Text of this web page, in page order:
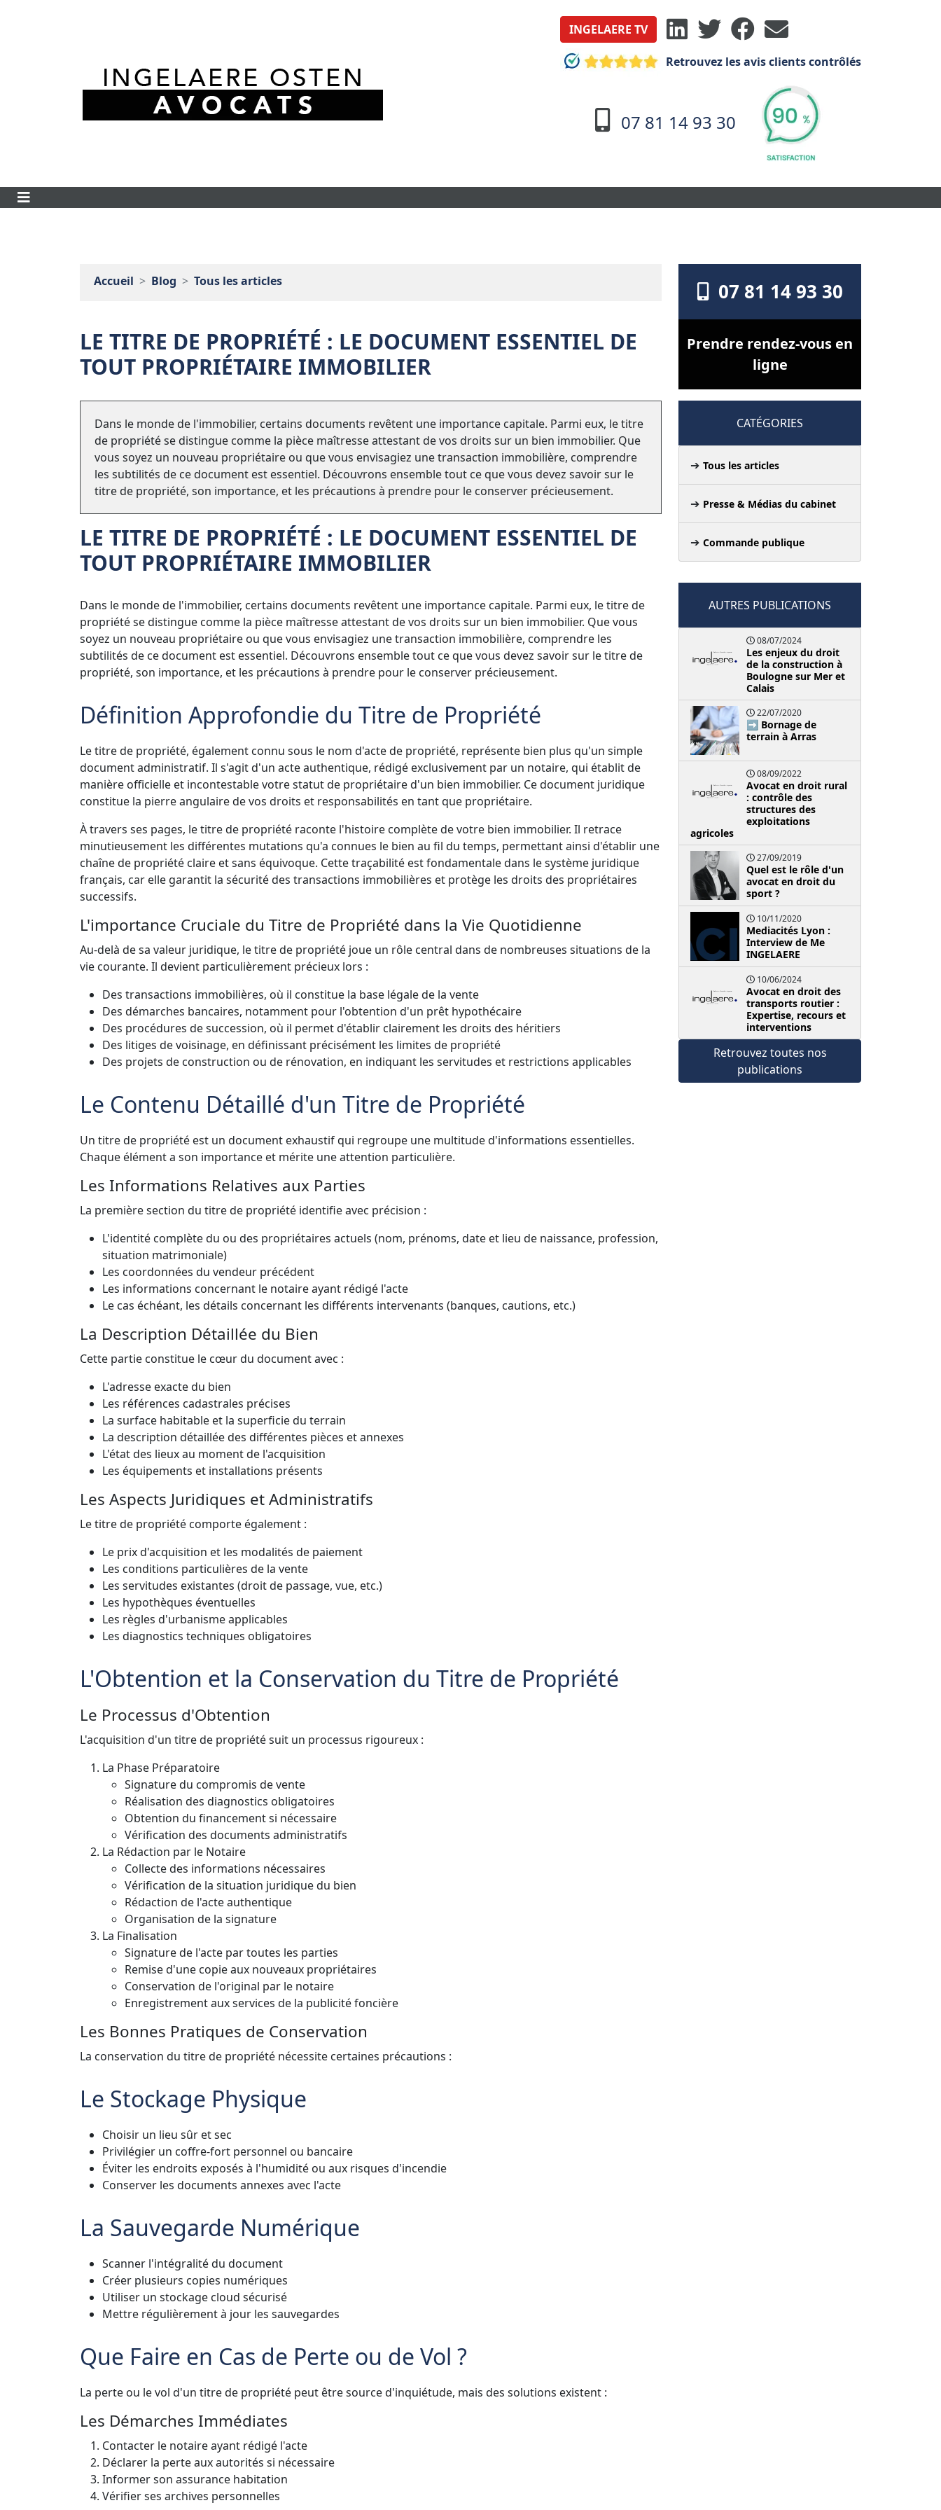
INGELAERE TV
Retrouvez les avis clients contrôlés
07 81 14 93 30
Accueil Blog Tous les articles
LE TITRE DE PROPRIÉTÉ : LE DOCUMENT ESSENTIEL DE
TOUT PROPRIÉTAIRE IMMOBILIER
Dans le monde de l'immobilier, certains documents revêtent une importance capitale. Parmi eux, le titre
de propriété se distingue comme la pièce maîtresse attestant de vos droits sur un bien immobilier. Que
vous soyez un nouveau propriétaire ou que vous envisagiez une transaction immobilière, comprendre
les subtilités de ce document est essentiel. Découvrons ensemble tout ce que vous devez savoir sur le
titre de propriété, son importance, et les précautions à prendre pour le conserver précieusement.
LE TITRE DE PROPRIÉTÉ : LE DOCUMENT ESSENTIEL DE
TOUT PROPRIÉTAIRE IMMOBILIER
Dans le monde de l'immobilier, certains documents revêtent une importance capitale. Parmi eux, le titre de
propriété se distingue comme la pièce maîtresse attestant de vos droits sur un bien immobilier. Que vous
soyez un nouveau propriétaire ou que vous envisagiez une transaction immobilière, comprendre les
subtilités de ce document est essentiel. Découvrons ensemble tout ce que vous devez savoir sur le titre de
propriété, son importance, et les précautions à prendre pour le conserver précieusement.
Définition Approfondie du Titre de Propriété
Le titre de propriété, également connu sous le nom d'acte de propriété, représente bien plus qu'un simple
document administratif. Il s'agit d'un acte authentique, rédigé exclusivement par un notaire, qui établit de
manière officielle et incontestable votre statut de propriétaire d'un bien immobilier. Ce document juridique
constitue la pierre angulaire de vos droits et responsabilités en tant que propriétaire.
À travers ses pages, le titre de propriété raconte l'histoire complète de votre bien immobilier. Il retrace
minutieusement les différentes mutations qu'a connues le bien au fil du temps, permettant ainsi d'établir une
chaîne de propriété claire et sans équivoque. Cette traçabilité est fondamentale dans le système juridique
français, car elle garantit la sécurité des transactions immobilières et protège les droits des propriétaires
successifs.
L'importance Cruciale du Titre de Propriété dans la Vie Quotidienne
Au-delà de sa valeur juridique, le titre de propriété joue un rôle central dans de nombreuses situations de la
vie courante. Il devient particulièrement précieux lors :
Des transactions immobilières, où il constitue la base légale de la vente
Des démarches bancaires, notamment pour l'obtention d'un prêt hypothécaire
Des procédures de succession, où il permet d'établir clairement les droits des héritiers
Des litiges de voisinage, en définissant précisément les limites de propriété
Des projets de construction ou de rénovation, en indiquant les servitudes et restrictions applicables
Le Contenu Détaillé d'un Titre de Propriété
Un titre de propriété est un document exhaustif qui regroupe une multitude d'informations essentielles.
Chaque élément a son importance et mérite une attention particulière.
Les Informations Relatives aux Parties
La première section du titre de propriété identifie avec précision :
L'identité complète du ou des propriétaires actuels (nom, prénoms, date et lieu de naissance, profession,
situation matrimoniale)
Les coordonnées du vendeur précédent
Les informations concernant le notaire ayant rédigé l'acte
Le cas échéant, les détails concernant les différents intervenants (banques, cautions, etc.)
La Description Détaillée du Bien
Cette partie constitue le cœur du document avec :
L'adresse exacte du bien
Les références cadastrales précises
La surface habitable et la superficie du terrain
La description détaillée des différentes pièces et annexes
L'état des lieux au moment de l'acquisition
Les équipements et installations présents
Les Aspects Juridiques et Administratifs
Le titre de propriété comporte également :
Le prix d'acquisition et les modalités de paiement
Les conditions particulières de la vente
Les servitudes existantes (droit de passage, vue, etc.)
Les hypothèques éventuelles
Les règles d'urbanisme applicables
Les diagnostics techniques obligatoires
L'Obtention et la Conservation du Titre de Propriété
Le Processus d'Obtention
L'acquisition d'un titre de propriété suit un processus rigoureux :
La Phase Préparatoire
Signature du compromis de vente
Réalisation des diagnostics obligatoires
Obtention du financement si nécessaire
Vérification des documents administratifs
La Rédaction par le Notaire
Collecte des informations nécessaires
Vérification de la situation juridique du bien
Rédaction de l'acte authentique
Organisation de la signature
La Finalisation
Signature de l'acte par toutes les parties
Remise d'une copie aux nouveaux propriétaires
Conservation de l'original par le notaire
Enregistrement aux services de la publicité foncière
Les Bonnes Pratiques de Conservation
La conservation du titre de propriété nécessite certaines précautions :
Le Stockage Physique
Choisir un lieu sûr et sec
Privilégier un coffre-fort personnel ou bancaire
Éviter les endroits exposés à l'humidité ou aux risques d'incendie
Conserver les documents annexes avec l'acte
La Sauvegarde Numérique
Scanner l'intégralité du document
Créer plusieurs copies numériques
Utiliser un stockage cloud sécurisé
Mettre régulièrement à jour les sauvegardes
Que Faire en Cas de Perte ou de Vol ?
La perte ou le vol d'un titre de propriété peut être source d'inquiétude, mais des solutions existent :
Les Démarches Immédiates
Contacter le notaire ayant rédigé l'acte
Déclarer la perte aux autorités si nécessaire
Informer son assurance habitation
Vérifier ses archives personnelles
07 81 14 93 30
Prendre rendez-vous en
ligne
CATÉGORIES
Tous les articles
Presse & Médias du cabinet
Commande publique
AUTRES PUBLICATIONS
08/07/2024
Les enjeux du droit
de la construction à
Boulogne sur Mer et
Calais
22/07/2020
➡️ Bornage de
terrain à Arras
08/09/2022
Avocat en droit rural
: contrôle des
structures des
exploitations
agricoles
27/09/2019
Quel est le rôle d'un
avocat en droit du
sport ?
10/11/2020
Mediacités Lyon :
Interview de Me
INGELAERE
10/06/2024
Avocat en droit des
transports routier :
Expertise, recours et
interventions
Retrouvez toutes nos
publications